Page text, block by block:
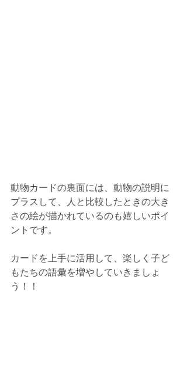
動物カードの裏面には、動物の説明に
プラスして、人と比較したときの大き
さの絵が描かれているのも嬉しいポイ
ントです。
カードを上手に活用して、楽しく子ど
もたちの語彙を増やしていきましょ
う！！